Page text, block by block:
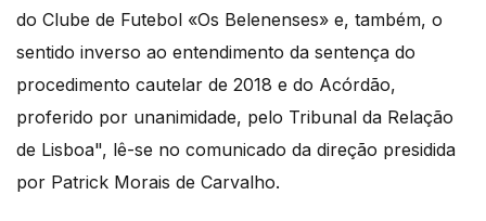
do Clube de Futebol «Os Belenenses» e, também, o
sentido inverso ao entendimento da sentença do
procedimento cautelar de 2018 e do Acórdão,
proferido por unanimidade, pelo Tribunal da Relação
de Lisboa", lê-se no comunicado da direção presidida
por Patrick Morais de Carvalho.